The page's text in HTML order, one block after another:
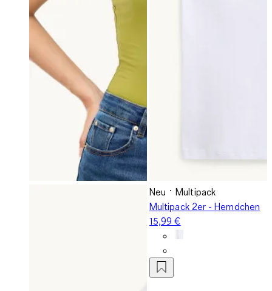
Neu
Multipack
Multipack 2er - Hemdchen
15,99 €